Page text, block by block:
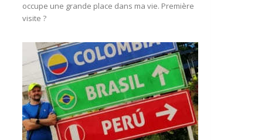
occupe une grande place dans ma vie. Première
visite ?